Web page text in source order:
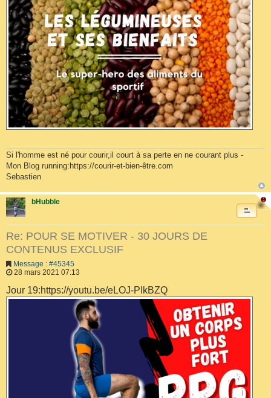
Si l'homme est né pour courir,il court à sa perte en ne courant plus -
Mon Blog running:https://courir-et-bien-être.com
Sebastien
bHubble
Re: POUR SE MOTIVER - 30 JOURS DE
CONTENUS EXCLUSIF
Message : #45345
28 mars 2021 07:13
Jour 19:https://youtu.be/eLOJ-PIkBZQ